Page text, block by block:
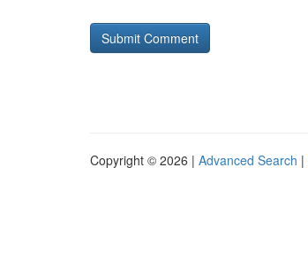
Copyright © 2026 | Advanced Search |